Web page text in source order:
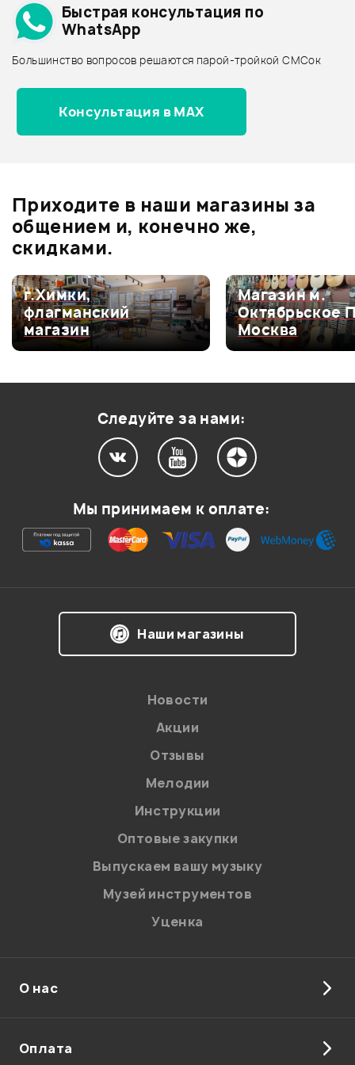
0.0
Оценка5
0
Оценка4
0
Оценка3
0
Архив товаров - дешевле
Архив товаров - дороже
Все товары ACME
Архив товаров - новинки
Ваша оценка:
на обработку персональных данных в
Политикой в отношении обработки
персональных данных.
Введите проверочное число:
Отправить
Быстрая консультация по
WhatsApp
Большинство вопросов решаются парой-тройкой СМСок
Консультация в MAX
Приходите в наши магазины за
общением и, конечно же,
скидками.
г.Химки,
флагманский
магазин
Магазин м.
Октябрьское
Москва
Следуйте за нами:
Мы принимаем к оплате:
Наши магазины
Новости
Акции
Отзывы
Мелодии
Инструкции
Оптовые закупки
Выпускаем вашу музыку
Музей инструментов
Уценка
О нас
Оплата